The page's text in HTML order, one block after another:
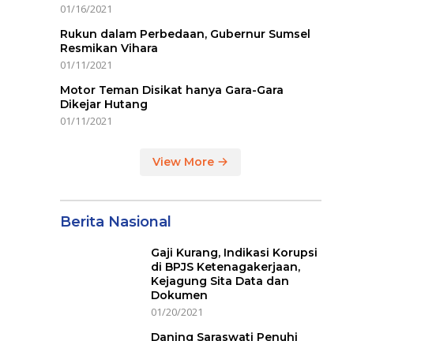
01/16/2021
Rukun dalam Perbedaan, Gubernur Sumsel
Resmikan Vihara
01/11/2021
Motor Teman Disikat hanya Gara-Gara
Dikejar Hutang
01/11/2021
View More
Berita Nasional
Gaji Kurang, Indikasi Korupsi
di BPJS Ketenagakerjaan,
Kejagung Sita Data dan
Dokumen
01/20/2021
Daning Saraswati Penuhi